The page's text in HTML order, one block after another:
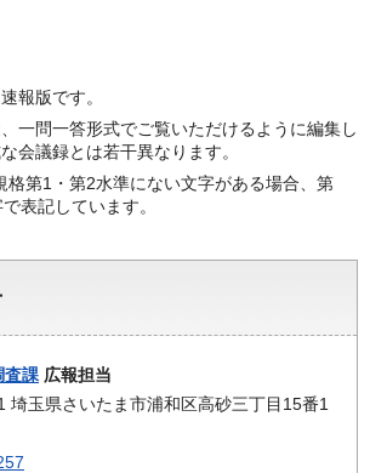
報版です。
一問一答形式でご覧いただけるように編集し
会議録とは若干異なります。
格第1・第2水準にない文字がある場合、第
表記しています。
査課 広報担当
埼玉県さいたま市浦和区高砂三丁目15番1